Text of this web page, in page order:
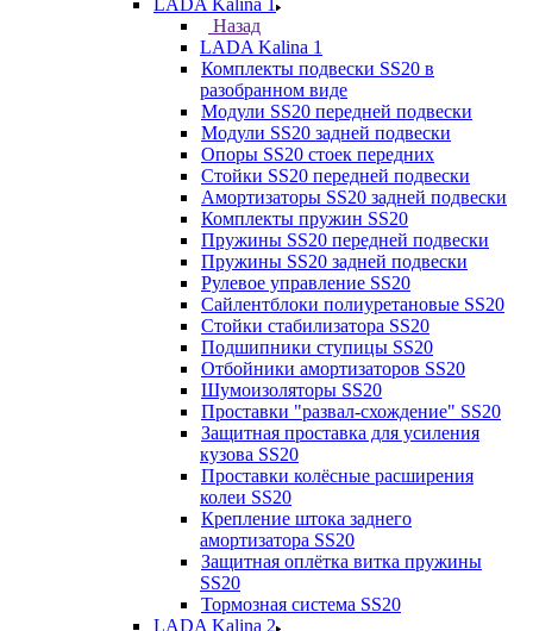
LADA Kalina 1
Назад
LADA Kalina 1
Комплекты подвески SS20 в
разобранном виде
Модули SS20 передней подвески
Модули SS20 задней подвески
Опоры SS20 стоек передних
Стойки SS20 передней подвески
Амортизаторы SS20 задней подвески
Комплекты пружин SS20
Пружины SS20 передней подвески
Пружины SS20 задней подвески
Рулевое управление SS20
Сайлентблоки полиуретановые SS20
Стойки стабилизатора SS20
Подшипники ступицы SS20
Отбойники амортизаторов SS20
Шумоизоляторы SS20
Проставки "развал-схождение" SS20
Защитная проставка для усиления
кузова SS20
Проставки колёсные расширения
колеи SS20
Крепление штока заднего
амортизатора SS20
Защитная оплётка витка пружины
SS20
Тормозная система SS20
LADA Kalina 2